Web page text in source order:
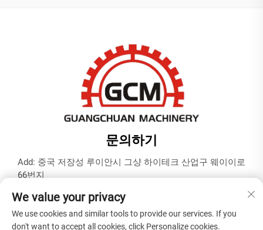
문의하기
Add: 중국 저장성 루이안시 그샹 하이테크 산업구 웨이이로
66번지
전화:+86-577-65566677
이메일:[email protected]
We value your privacy
We use cookies and similar tools to provide our services. If you
don't want to accept all cookies, click Personalize cookies.